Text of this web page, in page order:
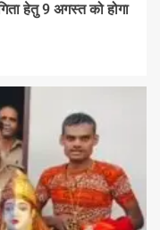
हेतु 9 अगस्त को होगा